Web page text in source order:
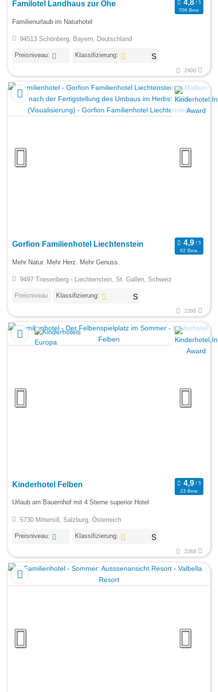
Familotel Landhaus zur Ohe
706 Bew.
Familienurlaub im Naturhotel
94513 Schönberg, Bayern, Deutschland
Preisniveau: Klassifizierung:
2400
Gorfion Familienhotel Liechtenstein
62 Bew.
Mehr Natur. Mehr Herz. Mehr Genuss.
9497 Triesenberg - Liechtenstein, St. Gallen, Schweiz
Preisniveau Klassifizierung:
2395
Kinderhotel Felben
23 Bew.
Urlaub am Bauernhof mit 4 Sterne superior Hotel
5730 Mittersill, Salzburg, Österreich
Preisniveau: Klassifizierung:
2368